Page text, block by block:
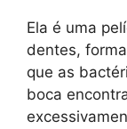
Ela é uma
dentes,
que as
boca